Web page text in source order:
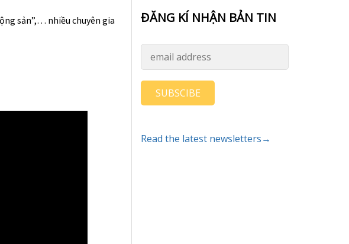
sản”,… nhiều chuyên gia
ĐĂNG KÍ NHẬN BẢN TIN
SUBSCIBE
Read the latest newsletters→